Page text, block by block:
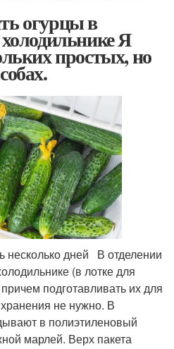
огурцы в
Я
простых, но
несколько дней В отделении
(в лотке для
подготавливать их для
не нужно. В
в полиэтиленовый
марлей. Верх пакета